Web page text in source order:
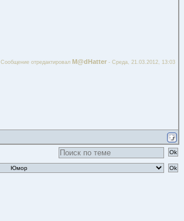
Сообщение отредактировал M@dHatter - Среда, 21.03.2012, 13:03